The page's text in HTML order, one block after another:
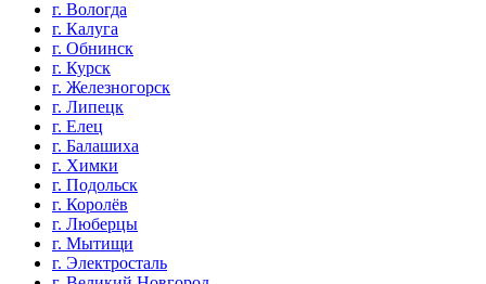
г. Вологда
г. Калуга
г. Обнинск
г. Курск
г. Железногорск
г. Липецк
г. Елец
г. Балашиха
г. Химки
г. Подольск
г. Королёв
г. Люберцы
г. Мытищи
г. Электросталь